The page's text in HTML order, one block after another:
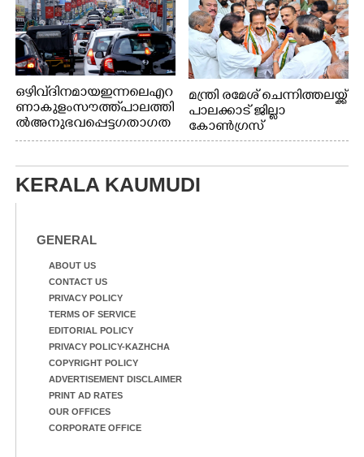
ഒഴിവ് ദിനമായ ഇന്നലെ എറ
ണാകുളം സൗത്ത് പാലത്തി
ൽ അനുഭവപ്പെട്ട ഗതാഗത
ക്കുരുക്ക്
മന്ത്രി രമേശ് ചെന്നിത്തലയ്ക്ക്
പാലക്കാട് ജില്ലാ
കോൺഗ്രസ്
KERALA KAUMUDI
GENERAL
ABOUT US
CONTACT US
PRIVACY POLICY
TERMS OF SERVICE
EDITORIAL POLICY
PRIVACY POLICY-KAZHCHA
COPYRIGHT POLICY
ADVERTISEMENT DISCLAIMER
PRINT AD RATES
OUR OFFICES
CORPORATE OFFICE